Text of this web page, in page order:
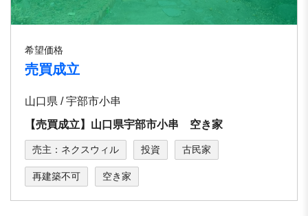
希望価格
売買成立
山口県 / 宇部市小串
【売買成立】山口県宇部市小串 空き家
売主：ネクスウィル 投資 古民家
再建築不可 空き家